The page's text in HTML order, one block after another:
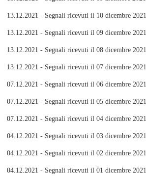
13.12.2021 - Segnali ricevuti il 10 dicembre 2021
13.12.2021 - Segnali ricevuti il 09 dicembre 2021
13.12.2021 - Segnali ricevuti il 08 dicembre 2021
13.12.2021 - Segnali ricevuti il 07 dicembre 2021
07.12.2021 - Segnali ricevuti il 06 dicembre 2021
07.12.2021 - Segnali ricevuti il 05 dicembre 2021
07.12.2021 - Segnali ricevuti il 04 dicembre 2021
04.12.2021 - Segnali ricevuti il 03 dicembre 2021
04.12.2021 - Segnali ricevuti il 02 dicembre 2021
04.12.2021 - Segnali ricevuti il 01 dicembre 2021